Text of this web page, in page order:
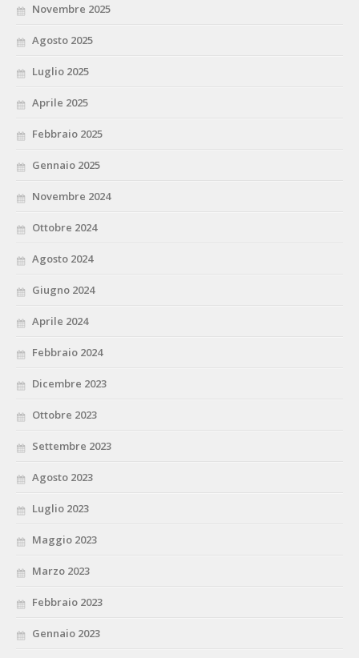
Novembre 2025
Agosto 2025
Luglio 2025
Aprile 2025
Febbraio 2025
Gennaio 2025
Novembre 2024
Ottobre 2024
Agosto 2024
Giugno 2024
Aprile 2024
Febbraio 2024
Dicembre 2023
Ottobre 2023
Settembre 2023
Agosto 2023
Luglio 2023
Maggio 2023
Marzo 2023
Febbraio 2023
Gennaio 2023